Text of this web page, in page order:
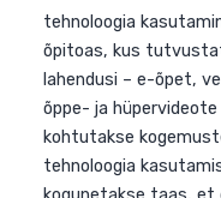
Eesmärk Saada